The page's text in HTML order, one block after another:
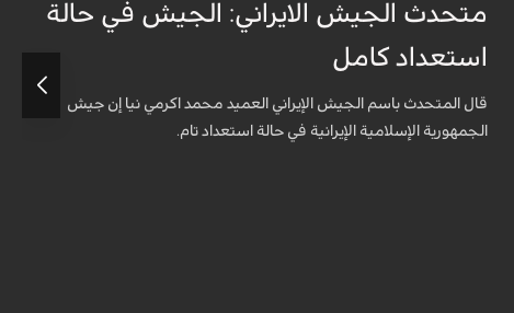
متحدث الجيش الايراني: الجيش في حالة
استعداد كامل
قال المتحدث باسم الجيش الإيراني العميد محمد اكرمي نيا إن جيش
الجمهورية الإسلامية الإيرانية في حالة استعداد تام.